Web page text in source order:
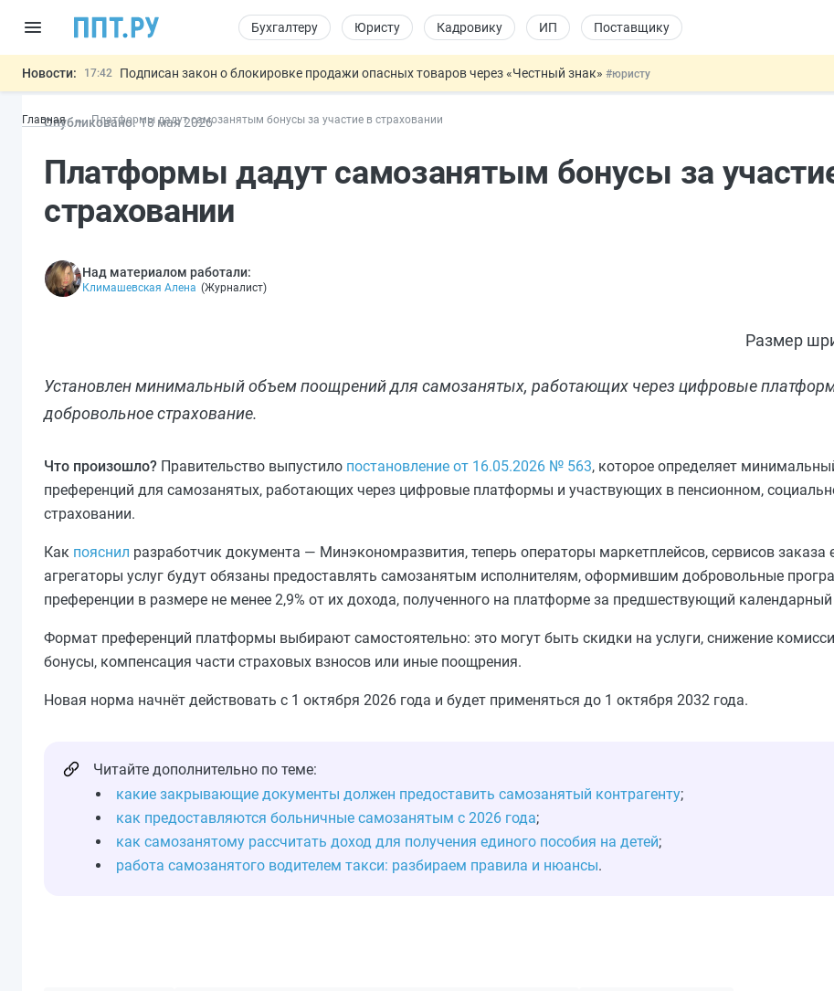
Бухгалтеру Юристу Кадровику ИП Поставщику
Новости: 17:42 Подписан закон о блокировке продажи опасных товаров через «Честный знак» #юристу
16:02 Госпошлину за устранение ошибок в документах предлагают отменить
11:31
Важно Разработают единые критерии трудовых и ГПХ-отношений #кадровику
Главная Платформы дадут самозанятым бонусы за участие в страховании
Опубликовано: 18 мая 2026
Платформы дадут самозанятым бонусы за
страховании
Над материалом работали:
Климашевская Алена (Журналист)
Размер
Установлен минимальный объем поощрений для самозанятых, работающих через цифровые
добровольное страхование.
Что произошло? Правительство выпустило постановление от 16.05.2026 № 563, которое определяет
преференций для самозанятых, работающих через цифровые платформы и участвующих в пенсионном,
страховании.
Как пояснил разработчик документа — Минэкономразвития, теперь операторы маркетплейсов, сервисов заказа
агрегаторы услуг будут обязаны предоставлять самозанятым исполнителям, оформившим добровольные
преференции в размере не менее 2,9% от их дохода, полученного на платформе за предшествующий
Формат преференций платформы выбирают самостоятельно: это могут быть скидки на услуги, снижение
бонусы, компенсация части страховых взносов или иные поощрения.
Новая норма начнёт действовать с 1 октября 2026 года и будет применяться до 1 октября 2032 года.
Читайте дополнительно по теме:
какие закрывающие документы должен предоставить самозанятый контрагенту;
как предоставляются больничные самозанятым с 2026 года;
как самозанятому рассчитать доход для получения единого пособия на детей;
работа самозанятого водителем такси: разбираем правила и нюансы.